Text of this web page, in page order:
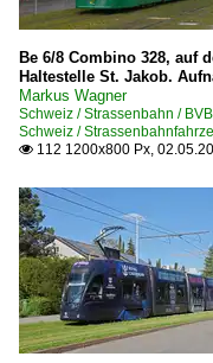
Be 6/8 Combino 328, auf
Haltestelle St. Jakob.
Markus Wagner
Schweiz / Strassenbahn /
Schweiz /
 112 1200x800 Px,